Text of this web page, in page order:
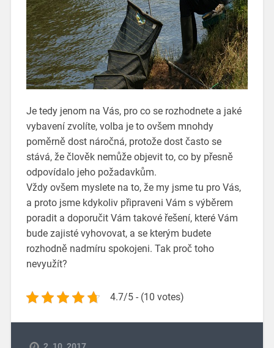
Je tedy jenom na Vás, pro co se rozhodnete a jaké
vybavení zvolíte, volba je to ovšem mnohdy
poměrně dost náročná, protože dost často se
stává, že člověk nemůže objevit to, co by přesně
odpovídalo jeho požadavkům.
Vždy ovšem myslete na to, že my jsme tu pro Vás,
a proto jsme kdykoliv připraveni Vám s výběrem
poradit a doporučit Vám takové řešení, které Vám
bude zajisté vyhovovat, a se kterým budete
rozhodně nadmíru spokojeni. Tak proč toho
nevyužít?
4.7/5 - (10 votes)
2. 10. 2017